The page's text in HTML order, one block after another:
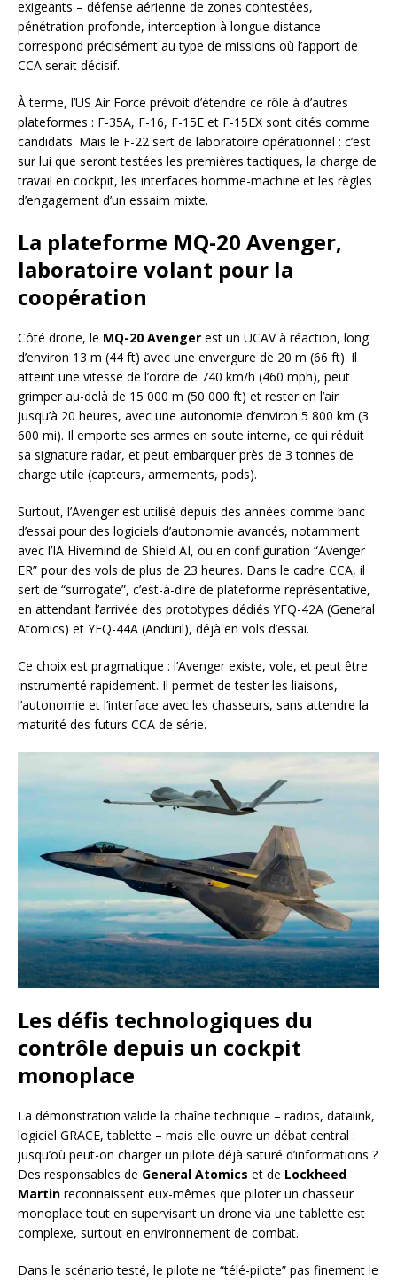
exigeants – défense aérienne de zones contestées,
pénétration profonde, interception à longue distance –
correspond précisément au type de missions où l’apport de
CCA serait décisif.
À terme, l’US Air Force prévoit d’étendre ce rôle à d’autres
plateformes : F-35A, F-16, F-15E et F-15EX sont cités comme
candidats. Mais le F-22 sert de laboratoire opérationnel : c’est
sur lui que seront testées les premières tactiques, la charge de
travail en cockpit, les interfaces homme-machine et les règles
d’engagement d’un essaim mixte.
La plateforme MQ-20 Avenger,
laboratoire volant pour la
coopération
Côté drone, le MQ-20 Avenger est un UCAV à réaction, long
d’environ 13 m (44 ft) avec une envergure de 20 m (66 ft). Il
atteint une vitesse de l’ordre de 740 km/h (460 mph), peut
grimper au-delà de 15 000 m (50 000 ft) et rester en l’air
jusqu’à 20 heures, avec une autonomie d’environ 5 800 km (3
600 mi). Il emporte ses armes en soute interne, ce qui réduit
sa signature radar, et peut embarquer près de 3 tonnes de
charge utile (capteurs, armements, pods).
Surtout, l’Avenger est utilisé depuis des années comme banc
d’essai pour des logiciels d’autonomie avancés, notamment
avec l’IA Hivemind de Shield AI, ou en configuration “Avenger
ER” pour des vols de plus de 23 heures. Dans le cadre CCA, il
sert de “surrogate”, c’est-à-dire de plateforme représentative,
en attendant l’arrivée des prototypes dédiés YFQ-42A (General
Atomics) et YFQ-44A (Anduril), déjà en vols d’essai.
Ce choix est pragmatique : l’Avenger existe, vole, et peut être
instrumenté rapidement. Il permet de tester les liaisons,
l’autonomie et l’interface avec les chasseurs, sans attendre la
maturité des futurs CCA de série.
Les défis technologiques du
contrôle depuis un cockpit
monoplace
La démonstration valide la chaîne technique – radios, datalink,
logiciel GRACE, tablette – mais elle ouvre un débat central :
jusqu’où peut-on charger un pilote déjà saturé d’informations ?
Des responsables de General Atomics et de Lockheed
Martin reconnaissent eux-mêmes que piloter un chasseur
monoplace tout en supervisant un drone via une tablette est
complexe, surtout en environnement de combat.
Dans le scénario testé, le pilote ne “télé-pilote” pas finement le